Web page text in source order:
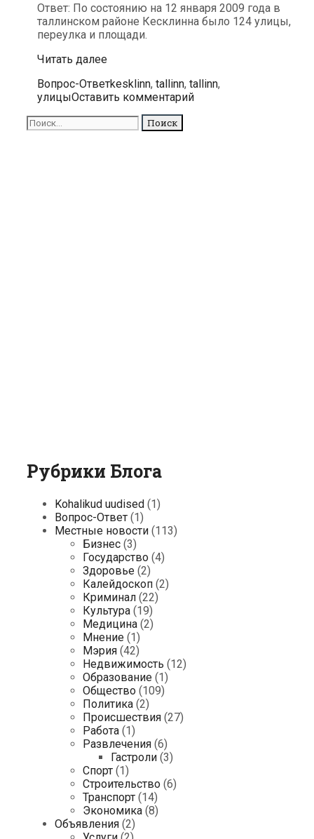
Ответ: По состоянию на 12 января 2009 года в
таллинском районе Кесклинна было 124 улицы,
переулка и площади.
Читать далееВопрос:
улиц
сейчас
Кесклинна?
Рубрики
Вопрос-ОтветМетки
kesklinn, tallinn, tallinn,
улицыОставить комментарий
Поиск
для:
Рубрики Блога
Kohalikud uudised (1)
Вопрос-Ответ (1)
Местные новости (113)
Бизнес (3)
Государство (4)
Здоровье (2)
Калейдоскоп (2)
Криминал (22)
Культура (19)
Медицина (2)
Мнение (1)
Мэрия (42)
Недвижимость (12)
Образование (1)
Общество (109)
Политика (2)
Происшествия (27)
Работа (1)
Развлечения (6)
Гастроли (3)
Спорт (1)
Строительство (6)
Транспорт (14)
Экономика (8)
Объявления (2)